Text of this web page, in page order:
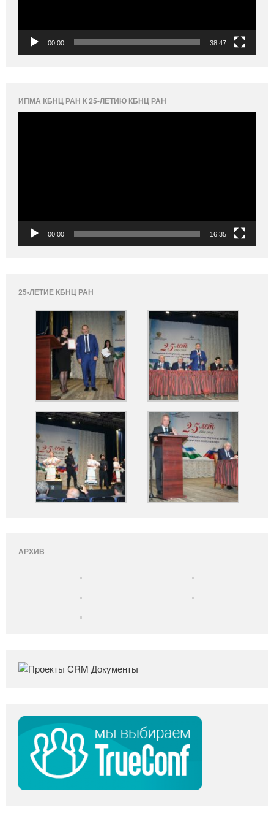
00:00 38:47
ИПМА КБНЦ РАН К 25-ЛЕТИЮ КБНЦ РАН
00:00 16:35
25-ЛЕТИЕ КБНЦ РАН
АРХИВ